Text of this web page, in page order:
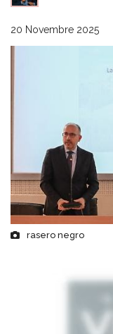
20 Novembre 2025
rasero negro